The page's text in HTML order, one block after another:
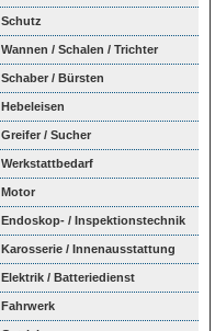
Schutz
Wannen / Schalen / Trichter
Schaber / Bürsten
Hebeleisen
Greifer / Sucher
Werkstattbedarf
Motor
Endoskop- / Inspektionstechnik
Karosserie / Innenausstattung
Elektrik / Batteriedienst
Fahrwerk